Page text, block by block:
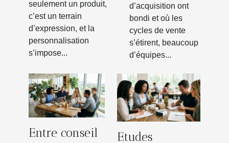
de chaussures
seulement un produit,
c’est un terrain
d’expression, et la
personnalisation
s’impose...
d’acquisition ont
bondi et où les
cycles de vente
s’étirent, beaucoup
d’équipes...
Entre conseil
Etudes